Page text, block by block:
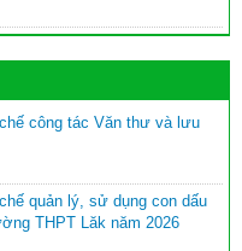
công tác Văn thư và lưu
quản lý, sử dụng con dấu
THPT Lăk năm 2026